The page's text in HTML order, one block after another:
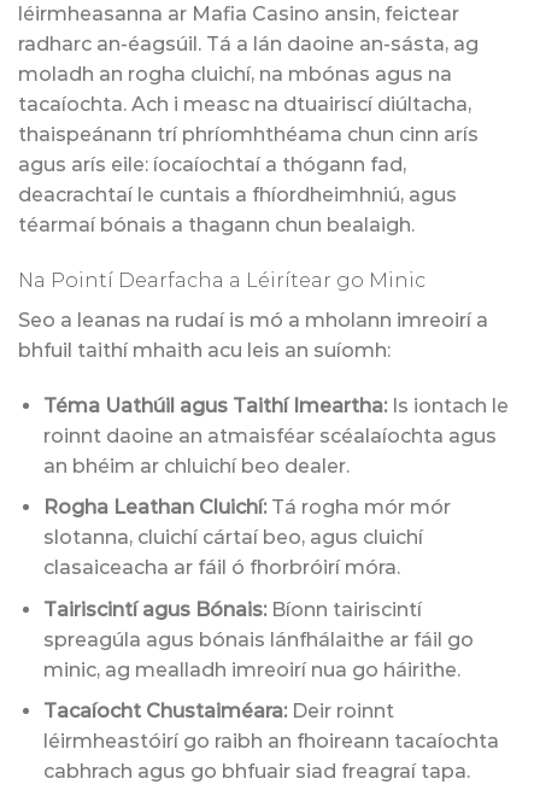
léirmheasanna ar Mafia Casino ansin, feictear
radharc an-éagsúil. Tá a lán daoine an-sásta, ag
moladh an rogha cluichí, na mbónas agus na
tacaíochta. Ach i measc na dtuairiscí diúltacha,
thaispeánann trí phríomhthéama chun cinn arís
agus arís eile: íocaíochtaí a thógann fad,
deacrachtaí le cuntais a fhíordheimhniú, agus
téarmaí bónais a thagann chun bealaigh.
Na Pointí Dearfacha a Léirítear go Minic
Seo a leanas na rudaí is mó a mholann imreoirí a
bhfuil taithí mhaith acu leis an suíomh:
Téma Uathúil agus Taithí Imeartha:Is iontach le
roinnt daoine an atmaisféar scéalaíochta agus
an bhéim ar chluichí beo dealer.
Rogha Leathan Cluichí:Tá rogha mór mór
slotanna, cluichí cártaí beo, agus cluichí
clasaiceacha ar fáil ó fhorbróirí móra.
Tairiscintí agus Bónais:Bíonn tairiscintí
spreagúla agus bónais lánfhálaithe ar fáil go
minic, ag mealladh imreoirí nua go háirithe.
Tacaíocht Chustaiméara:Deir roinnt
léirmheastóirí go raibh an fhoireann tacaíochta
cabhrach agus go bhfuair siad freagraí tapa.